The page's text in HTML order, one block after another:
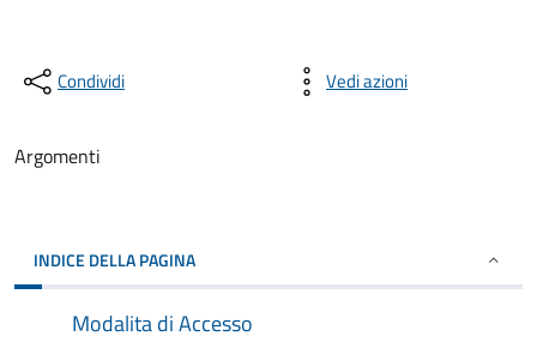
Condividi Vedi azioni
Argomenti
INDICE DELLA PAGINA
Modalita di Accesso